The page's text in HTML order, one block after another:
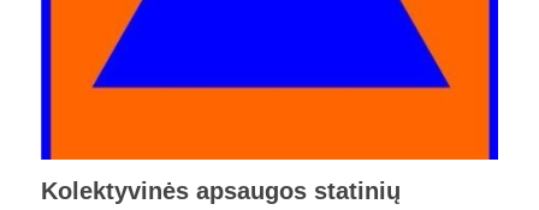
Kolektyvinės apsaugos statinių